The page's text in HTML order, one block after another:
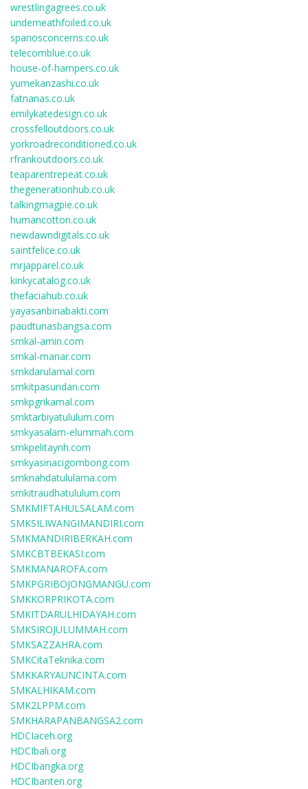
wrestlingagrees.co.uk
underneathfoiled.co.uk
spanosconcerns.co.uk
telecomblue.co.uk
house-of-hampers.co.uk
yumekanzashi.co.uk
fatnanas.co.uk
emilykatedesign.co.uk
crossfelloutdoors.co.uk
yorkroadreconditioned.co.uk
rfrankoutdoors.co.uk
teaparentrepeat.co.uk
thegenerationhub.co.uk
talkingmagpie.co.uk
humancotton.co.uk
newdawndigitals.co.uk
saintfelice.co.uk
mrjapparel.co.uk
kinkycatalog.co.uk
thefaciahub.co.uk
yayasanbinabakti.com
paudtunasbangsa.com
smkal-amin.com
smkal-manar.com
smkdarulamal.com
smkitpasundan.com
smkpgrikamal.com
smktarbiyatululum.com
smkyasalam-elummah.com
smkpelitaynh.com
smkyasinacigombong.com
smknahdatululama.com
smkitraudhatululum.com
SMKMIFTAHULSALAM.com
SMKSILIWANGIMANDIRI.com
SMKMANDIRIBERKAH.com
SMKCBTBEKASI.com
SMKMANAROFA.com
SMKPGRIBOJONGMANGU.com
SMKKORPRIKOTA.com
SMKITDARULHIDAYAH.com
SMKSIROJULUMMAH.com
SMKSAZZAHRA.com
SMKCitaTeknika.com
SMKKARYAUNCINTA.com
SMKALHIKAM.com
SMK2LPPM.com
SMKHARAPANBANGSA2.com
HDCIaceh.org
HDCIbali.org
HDCIbangka.org
HDCIbanten.org